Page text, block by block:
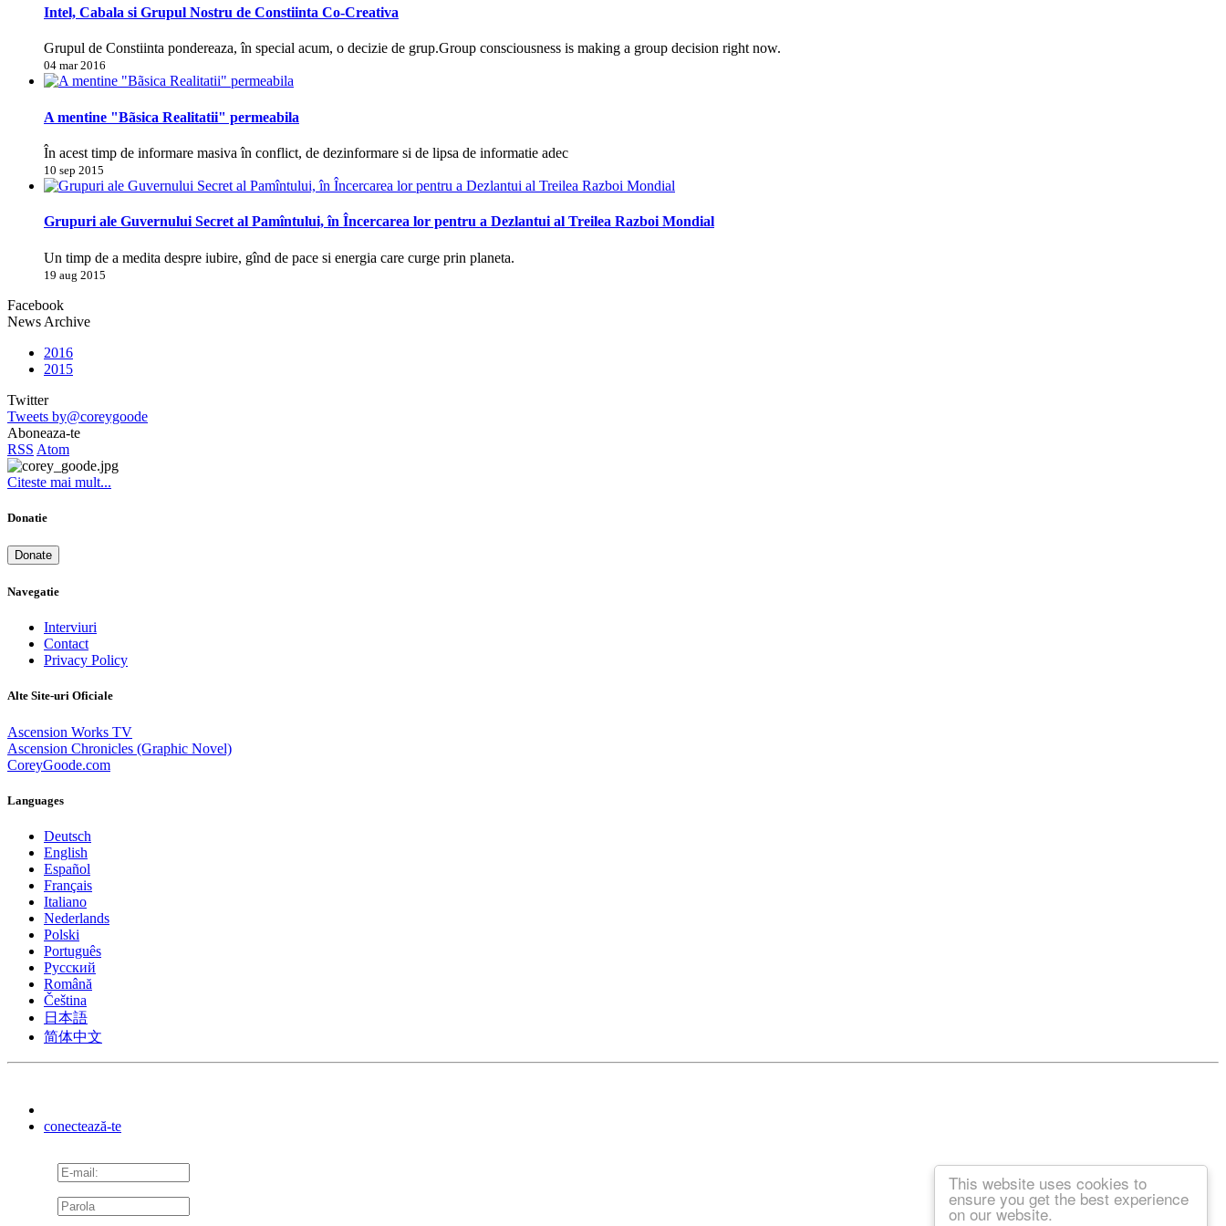
This website uses cookies to
ensure you get the best experience
on our website.
Intel, Cabala si Grupul Nostru de Constiinta Co-Creativa
Grupul de Constiinta pondereaza, în special acum, o decizie de grup.Group consciousness is making a group decision right now.
04 mar 2016
A mentine "Bãsica Realitatii" permeabila
În acest timp de informare masiva în conflict, de dezinformare si de lipsa de informatie adec
10 sep 2015
Grupuri ale Guvernului Secret al Pamîntului, în Încercarea lor pentru a Dezlantui al Treilea Razboi Mondial
Un timp de a medita despre iubire, gînd de pace si energia care curge prin planeta.
19 aug 2015
Facebook
News Archive
2016
2015
Twitter
Tweets by@coreygoode
Aboneaza-te
RSS Atom
Citeste mai mult...
Donatie
Donate
Navegatie
Interviuri
Contact
Privacy Policy
Alte Site-uri Oficiale
Ascension Works TV
Ascension Chronicles (Graphic Novel)
CoreyGoode.com
Languages
Deutsch
English
Español
Français
Italiano
Nederlands
Polski
Português
Pусский
Română
Čeština
日本語
简体中文
conectează-te